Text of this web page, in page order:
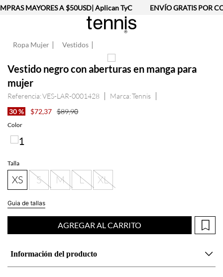
MAYORES A $50USD| Aplican TyC ENVÍO GRATIS POR
Ropa Mujer Vestidos
Vestido negro con aberturas en manga para
mujer
Referencia:VES-LAR-0001428
Tennis
30 %
$72,37 $89,90
Color
Talla
XS S M L XL
Guia de tallas
AGREGAR AL CARRITO
Información del producto